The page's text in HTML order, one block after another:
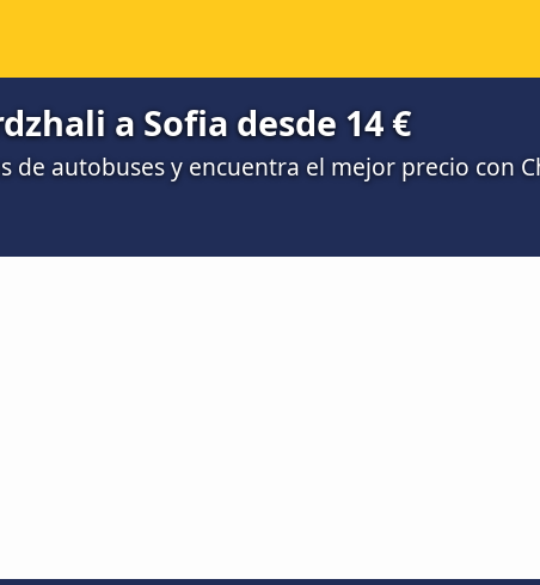
a Sofia desde 14 €
de autobuses y encuentra el mejor precio con